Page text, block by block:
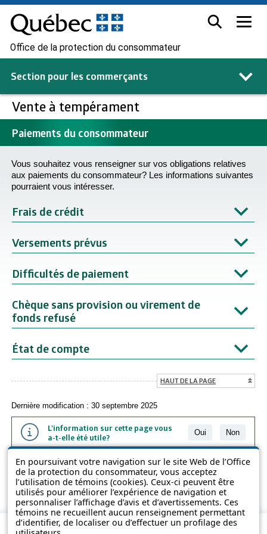
En poursuivant votre navigation sur le site Web de l’Office
de la protection du consommateur, vous acceptez
l’utilisation de témoins (cookies). Ceux-ci peuvent être
utilisés pour améliorer l’expérience de navigation et
personnaliser l’affichage d’avis et d’avertissements. Ces
témoins ne recueillent aucun renseignement permettant
d’identifier, de localiser ou d’effectuer un profilage des
Office de la protection du consommateur
Section pour les commerçants
Vente à tempérament
Paiements du consommateur
Vous souhaitez vous renseigner sur vos obligations relatives
aux paiements du consommateur? Les informations suivantes
pourraient vous intéresser.
Frais de crédit
Versements prévus
Difficultés de paiement
Chèque sans provision ou virement de
fonds refusé
État de compte
HAUT DE LA PAGE
Dernière modification : 30 septembre 2025
L'information sur cette page vous
a-t-elle été utile?
Oui Non
L'information présentée dans cette page a été vulgarisée pour en
favoriser la compréhension. Elle ne remplace pas les textes des lois
et des règlements.